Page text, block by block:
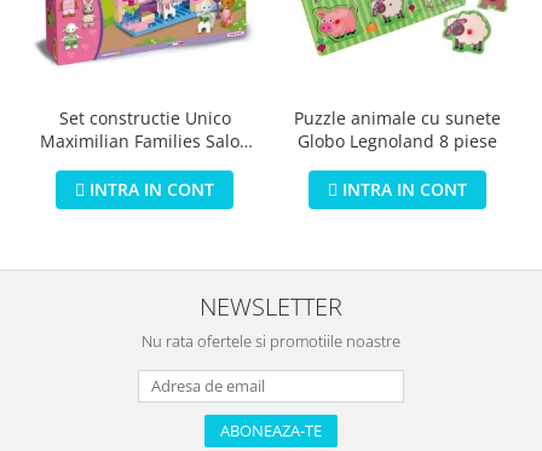
Set constructie Unico
Maximilian Families Salon
INTRA IN CONT
Puzzle animale cu sunete
Globo Legnoland 8 piese
INTRA IN CONT
NEWSLETTER
Nu rata ofertele si promotiile noastre